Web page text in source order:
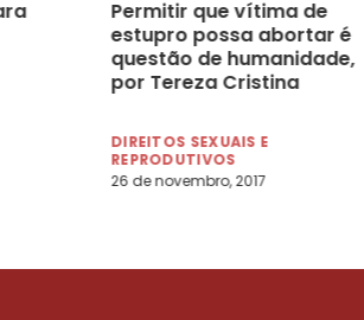
Permitir que vítima de
estupro possa abortar é
questão de humanidade,
por Tereza Cristina
DIREITOS SEXUAIS E
REPRODUTIVOS
26 de novembro, 2017